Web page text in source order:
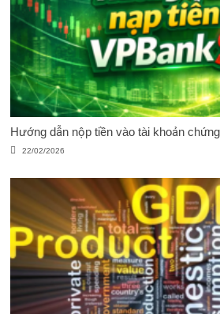
Hướng dẫn nộp tiền vào tài khoản
22/02/2026